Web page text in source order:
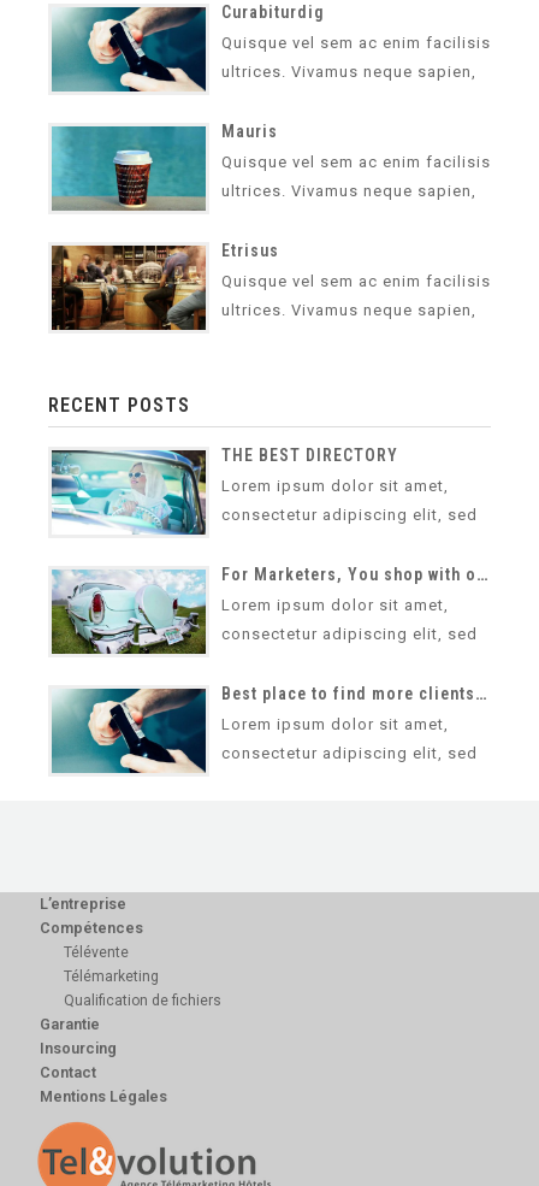
Curabiturdig
Quisque vel sem ac enim facilisis
ultrices. Vivamus neque sapien,
malesuada pretium sapien. Morbi
blandit, felis…
Mauris
Quisque vel sem ac enim facilisis
ultrices. Vivamus neque sapien,
malesuada pretium sapien. Morbi
blandit, felis…
Etrisus
Quisque vel sem ac enim facilisis
ultrices. Vivamus neque sapien,
RECENT POSTS
THE BEST DIRECTORY
Lorem ipsum dolor sit amet,
consectetur adipiscing elit, sed
labore et dolore magna aliqua.
Ut…
For Marketers, You shop with our directory site
Lorem ipsum dolor sit amet,
consectetur adipiscing elit, sed
labore et dolore magna aliqua.
Ut…
Best place to find more clients and traffic for your business
Lorem ipsum dolor sit amet,
consectetur adipiscing elit, sed
L’entreprise
Compétences
Télévente
Télémarketing
Qualification de fichiers
Garantie
Insourcing
Contact
Mentions Légales